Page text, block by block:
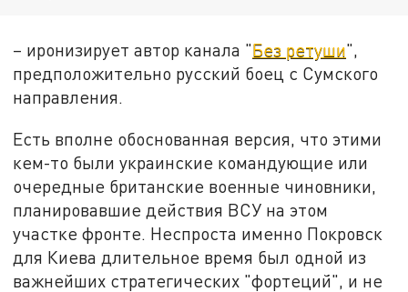
– иронизирует автор канала "Без ретуши",
предположительно русский боец с Сумского
направления.
Есть вполне обоснованная версия, что этими
кем-то были украинские командующие или
очередные британские военные чиновники,
планировавшие действия ВСУ на этом
участке фронте. Неспроста именно Покровск
для Киева длительное время был одной из
важнейших стратегических "фортеций", и не